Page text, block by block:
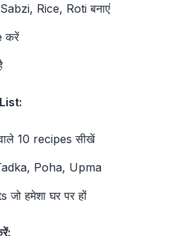
Rice, Roti बनाएं
करें
10 recipes सीखें
Poha, Upma
हमेशा घर पर हों